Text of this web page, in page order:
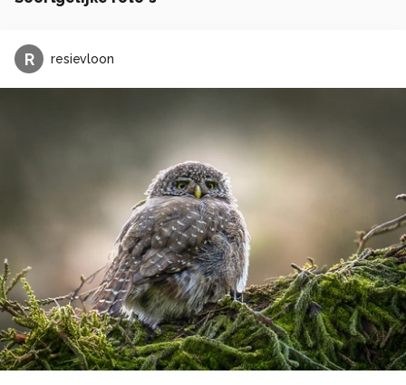
R resievloon